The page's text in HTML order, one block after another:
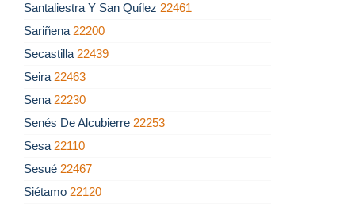
Santaliestra Y San Quílez 22461
Sariñena 22200
Secastilla 22439
Seira 22463
Sena 22230
Senés De Alcubierre 22253
Sesa 22110
Sesué 22467
Siétamo 22120